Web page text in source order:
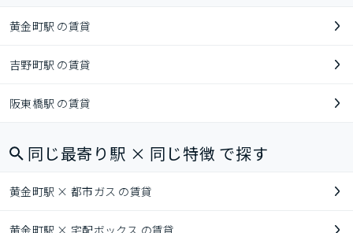
黄金町駅 の賃貸
吉野町駅 の賃貸
阪東橋駅 の賃貸
同じ最寄り駅 × 同じ特徴 で探す
黄金町駅 × 都市ガス の賃貸
黄金町駅 × 宅配ボックス の賃貸